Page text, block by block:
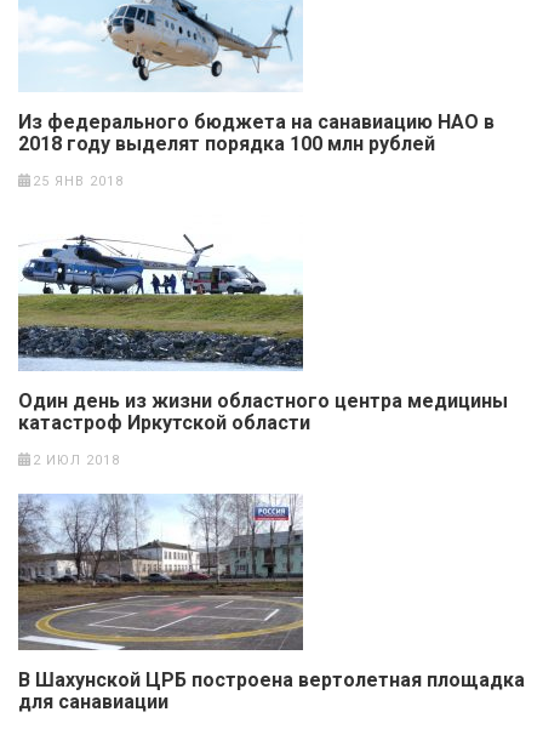
​Из федерального бюджета на санавиацию НАО в
2018 году выделят порядка 100 млн рублей
25 ЯНВ 2018
Один день из жизни областного центра медицины
катастроф Иркутской области
2 ИЮЛ 2018
В Шахунской ЦРБ построена вертолетная площадка
для санавиации